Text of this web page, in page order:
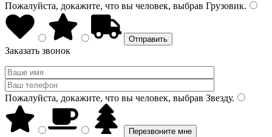
Пожалуйста, докажите, что вы человек, выбрав Грузовик.
Заказать звонок
Пожалуйста, докажите, что вы человек, выбрав Звезду.